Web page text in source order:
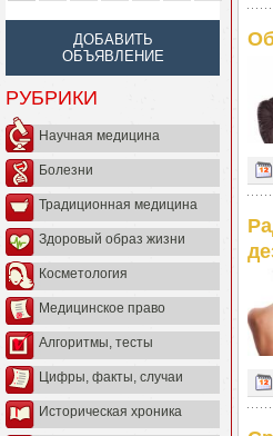
ДОБАВИТЬ
ОБЪЯВЛЕНИЕ
РУБРИКИ
Научная медицина
Болезни
Традиционная медицина
Здоровый образ жизни
Косметология
Медицинское право
Алгоритмы, тесты
Цифры, факты, случаи
Историческая хроника